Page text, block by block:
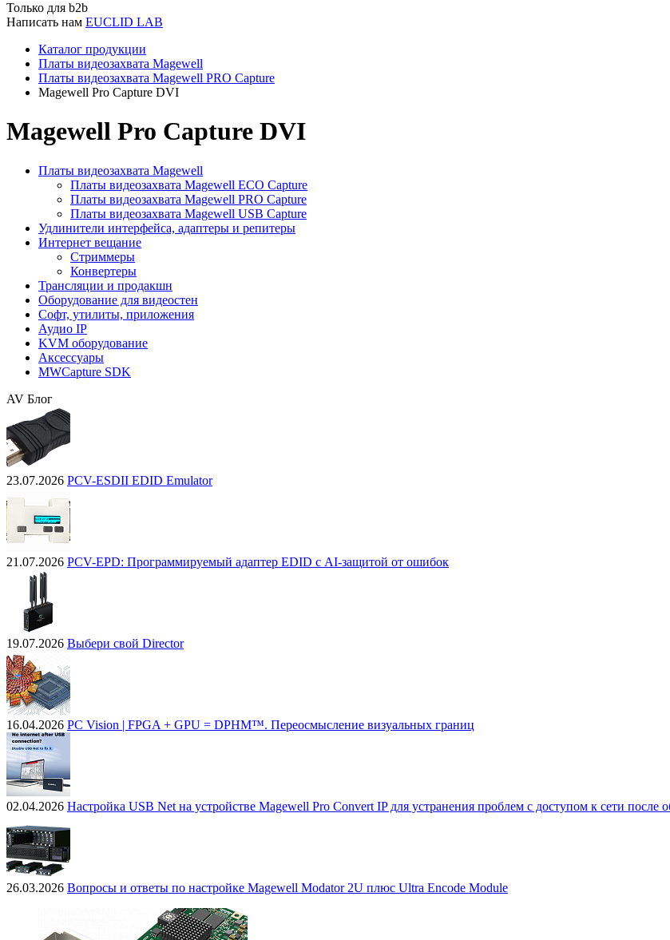
Только для b2b
Написать нам EUCLID LAB
Каталог продукции
Платы видеозахвата Magewell
Платы видеозахвата Magewell PRO Capture
Magewell Pro Capture DVI
Magewell Pro Capture DVI
Платы видеозахвата Magewell
Платы видеозахвата Magewell ECO Capture
Платы видеозахвата Magewell PRO Capture
Платы видеозахвата Magewell USB Capture
Удлинители интерфейса, адаптеры и репитеры
Интернет вещание
Стриммеры
Конвертеры
Трансляции и продакшн
Оборудование для видеостен
Софт, утилиты, приложения
Аудио IP
KVM оборудование
Аксессуары
MWCapture SDK
AV Блог
23.07.2026 PCV-ESDII EDID Emulator
21.07.2026 PCV-EPD: Программируемый адаптер EDID с AI-защитой от ошибок
19.07.2026 Выбери свой Director
16.04.2026 PC Vision | FPGA + GPU = DPHM™. Переосмысление визуальных границ
02.04.2026 Настройка USB Net на устройстве Magewell Pro Convert IP для устранения проблем с доступом к сети после
26.03.2026 Вопросы и ответы по настройке Magewell Modator 2U плюс Ultra Encode Module